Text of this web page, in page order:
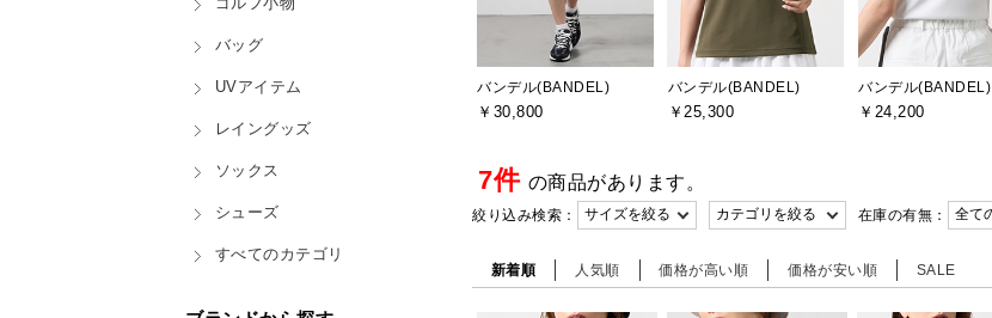
ゴルフ小物
バッグ
UVアイテム
レイングッズ
ソックス
シューズ
すべてのカテゴリ
バンデル(BANDEL)
￥30,800
バンデル(BANDEL)
￥25,300
バンデル(BANDEL)
￥24,200
7件 の商品があります。
絞り込み検索： 在庫の有無：
新着順 人気順 価格が高い順 価格が安い順 SALE